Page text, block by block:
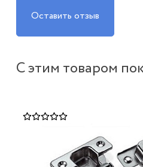
Оставить отзыв
С этим товаром